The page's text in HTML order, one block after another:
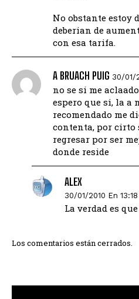
No obstante estoy
deberian de
con esa tarifa.
A BRUACH PUIG 30/01/
no se si me
espero que si, la a
recomendado me
contenta, por cirto
regresar por ser
donde reside
ALEX
30/01/2010 En 13:18
La verdad es
Los comentarios están cerrados.